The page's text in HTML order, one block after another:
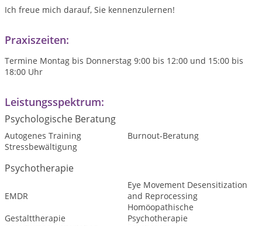
Ich freue mich darauf, Sie kennenzulernen!
Praxiszeiten:
Termine Montag bis Donnerstag 9:00 bis 12:00 und 15:00 bis
18:00 Uhr
Leistungsspektrum:
Psychologische Beratung
Autogenes Training
Burnout-Beratung
Stressbewältigung
Psychotherapie
EMDR
Eye Movement Desensitization
and Reprocessing
Gestalttherapie
Homöopathische
Psychotherapie